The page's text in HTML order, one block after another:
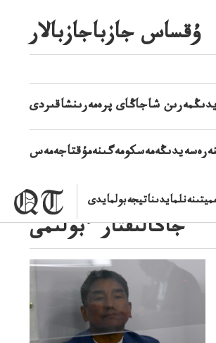
ۇقساس جازباجازبالار
شاجاڭاى پرەمەرىنشاقىردى
جاڭالىقتار ءبولىمى